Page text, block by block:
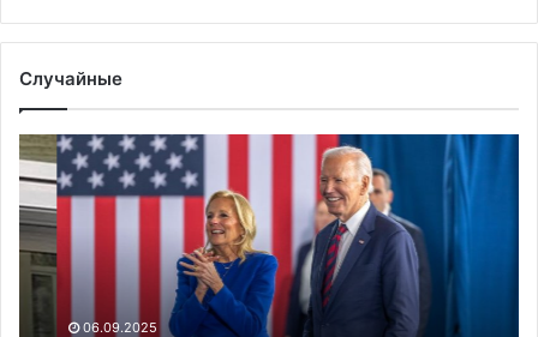
Случайные
Команда
Байдена
раскрыла,
где
появится
его
библиотека
06.09.2025